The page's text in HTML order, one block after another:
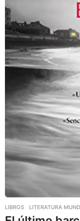
LIBROS ,LITERATURA